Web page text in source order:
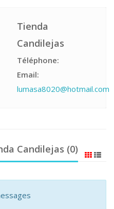
Tienda
Candilejas
Téléphone:
Email:
lumasa8020@hotmail.com
Candilejas (0)